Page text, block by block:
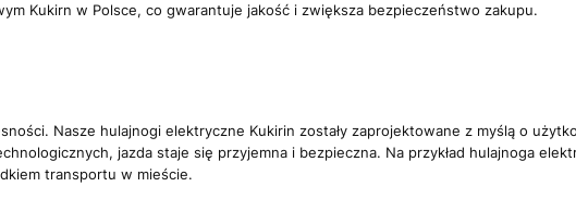
Kukirn w Polsce, co gwarantuje jakość i zwiększa bezpieczeństwo zakupu.
Nasze hulajnogi elektryczne Kukirin zostały zaprojektowane z myślą o
jazda staje się przyjemna i bezpieczna. Na przykład hulajnoga
transportu w mieście.